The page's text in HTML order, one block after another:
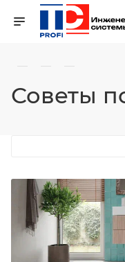
— — —
Советы